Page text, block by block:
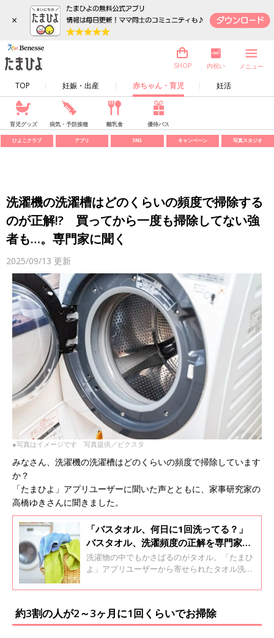
×
TOP 妊娠・出産 赤ちゃん・育児 妊活
SHOP 内祝い メニュー
育児グッズ 病気・予防接種 離乳食 優待パス
ひよこクラブ アプリ SNS キャンペーン 写真スタジオ
洗濯機の洗濯槽はどのくらいの頻度で掃除する
のが正解!? 買ってから一度も掃除してない強
者も…。専門家に聞く
2025/09/13 更新
●写真はイメージです 写真提供／ピクスタ
みなさん、洗濯機の洗濯槽はどのくらいの頻度で掃除しています
か？
「たまひよ」アプリユーザーに聞いた声とともに、家事研究家の
高橋ゆきさんに聞きました。
「バスタオル、何日に1回洗ってる？」
バスタオル、洗濯頻度の正解を専門家に
聞いたら…
洗濯物の中でもかさばるのがタオル。「たまひ
よ」アプリユーザーから寄せられたタオル洗濯
アドバイスいただきました。
約3割の人が2～3ヶ月に1回くらいでお掃除